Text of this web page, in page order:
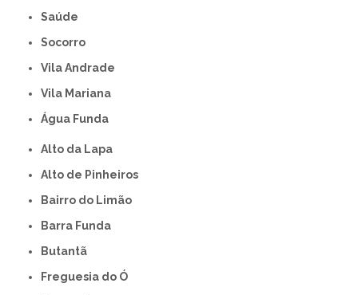
Saúde
Socorro
Vila Andrade
Vila Mariana
Água Funda
Alto da Lapa
Alto de Pinheiros
Bairro do Limão
Barra Funda
Butantã
Freguesia do Ó